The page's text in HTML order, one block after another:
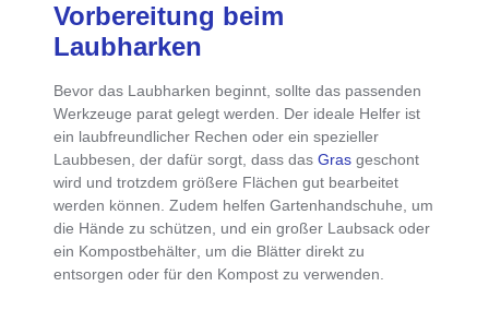
Vorbereitung beim
Laubharken
Bevor das Laubharken beginnt, sollte das passenden
Werkzeuge parat gelegt werden. Der ideale Helfer ist
ein laubfreundlicher Rechen oder ein spezieller
Laubbesen, der dafür sorgt, dass dasGras geschont
wird und trotzdem größere Flächen gut bearbeitet
werden können. Zudem helfenGartenhandschuhe, um
die Hände zu schützen, und eingroßer Laubsack oder
ein Kompostbehälter, um die Blätter direkt zu
entsorgen oder für den Kompost zu verwenden.